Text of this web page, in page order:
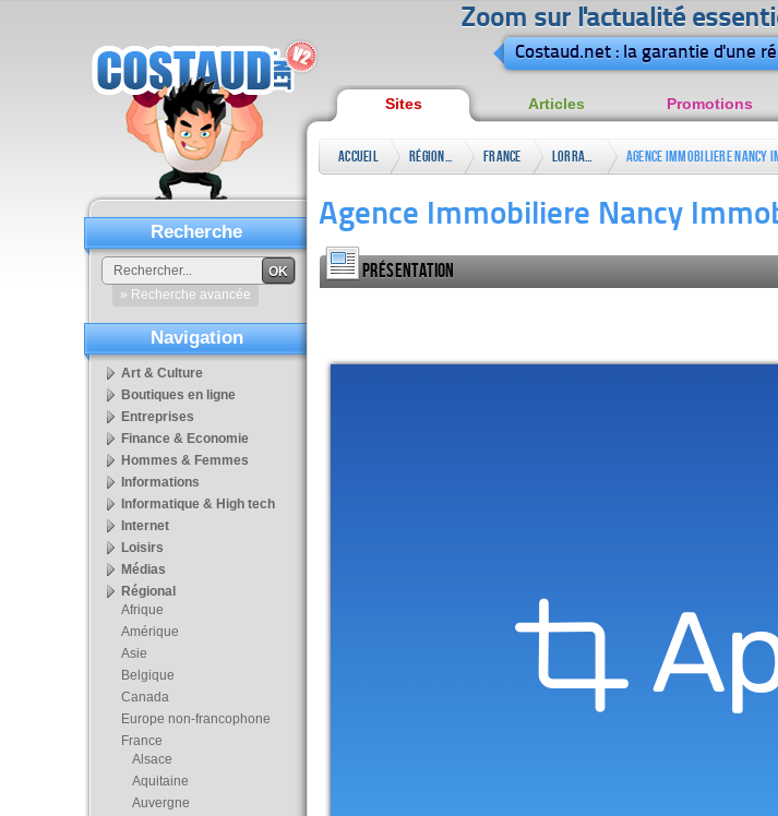
Zoom sur l'actualité
Costaud.net : la garantie d'une
Sites Articles Promotions
Accueil Régional France Lorraine
Agence Immobiliere Nancy
Agence Immobiliere Nancy
Présentation
Recherche
OK
» Recherche avancée
Navigation
Art & Culture
Boutiques en ligne
Entreprises
Finance & Economie
Hommes & Femmes
Informations
Informatique & High tech
Internet
Loisirs
Médias
Régional
Afrique
Amérique
Asie
Belgique
Canada
Europe non-francophone
France
Alsace
Aquitaine
Auvergne